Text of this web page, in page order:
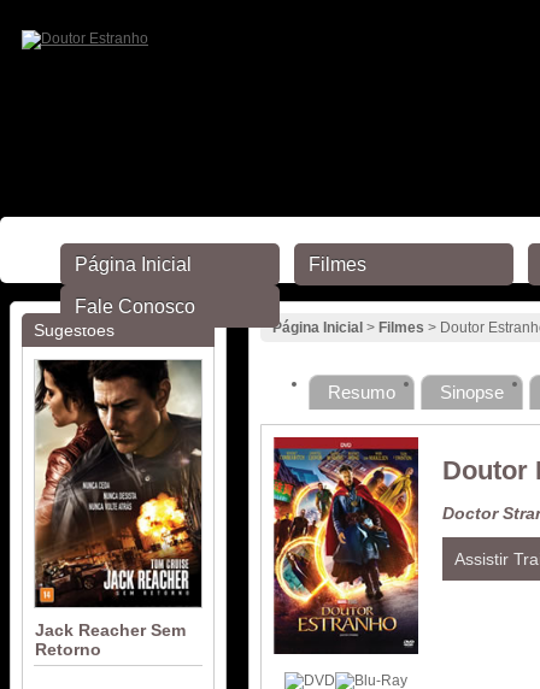
Sugestões
Jack Reacher Sem
Retorno
Página Inicial > Filmes > Doutor
Resumo Sinopse
Doutor
Doctor
Assistir
Página Inicial Filmes
Fale Conosco